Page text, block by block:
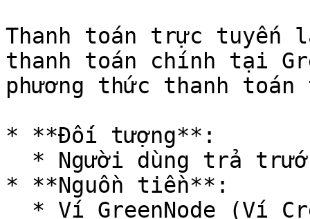
Thanh toán trực tuyến
thanh toán chính tại
phương thức thanh
* **Đối tượng**:
* **Nguồn tiền**: